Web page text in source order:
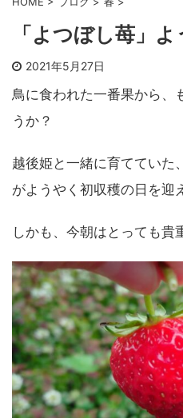
「よつぼし苺」
2021年5月27日
鳥に食われた一番果から、
うか？
越後姫と一緒に育てていた
がようやく初収穫の日を迎
しかも、今朝はとっても貴